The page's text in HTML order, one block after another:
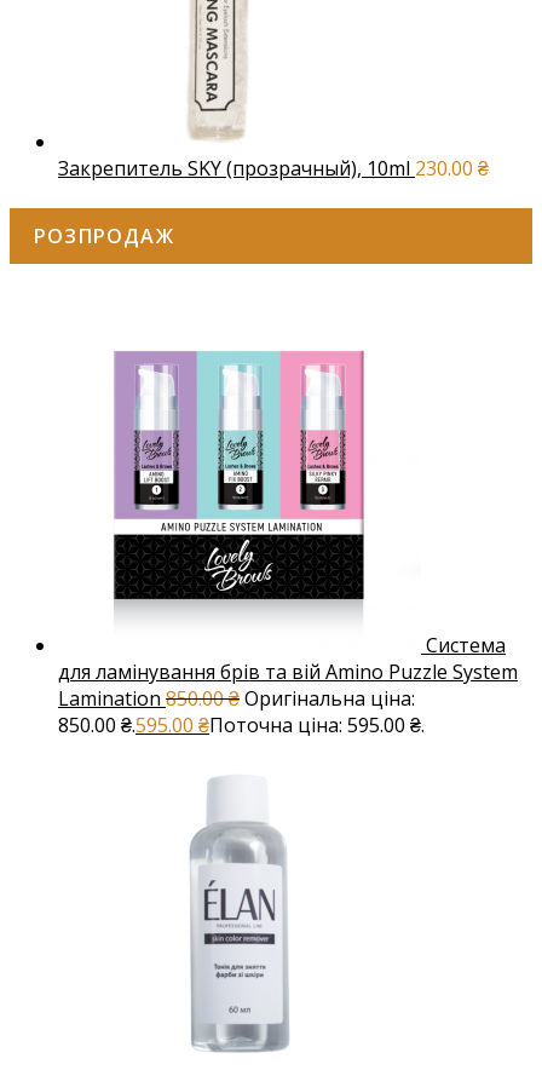
Закрепитель SKY (прозрачный), 10ml 230.00 ₴
РОЗПРОДАЖ
Система
для ламінування брів та вій Amino Puzzle System
Lamination 850.00₴Оригінальна ціна:
850.00 ₴.595.00 ₴Поточна ціна: 595.00 ₴.